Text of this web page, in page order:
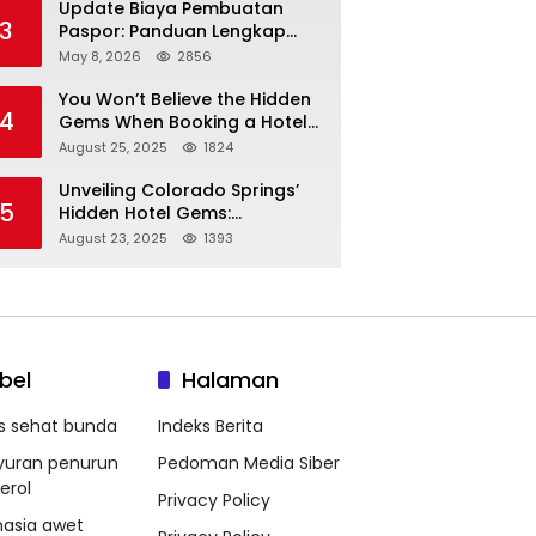
3
Update Biaya Pembuatan
Paspor: Panduan Lengkap
Tarif Resmi Negara!
May 8, 2026 2856
4
You Won’t Believe the Hidden
Gems When Booking a Hotel
in Louisville KY—From Cheap
August 25, 2025 1824
5
Unveiling Colorado Springs’
Hidden Hotel Gems:
Affordable Stays, Luxury
August 23, 2025 1393
sehat bunda
penurun
awet
Halaman
Indeks Berita
Pedoman Media Siber
Privacy Policy